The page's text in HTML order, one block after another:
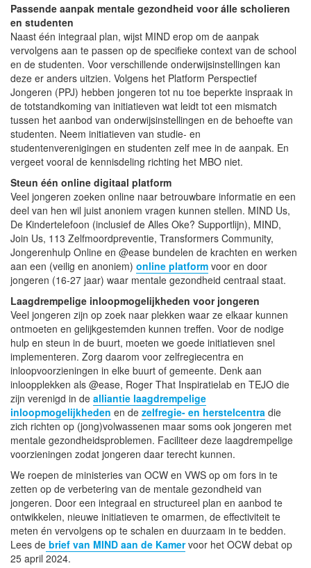
Passende aanpak mentale gezondheid voor álle scholieren
en studenten
Naast één integraal plan, wijst MIND erop om de aanpak
vervolgens aan te passen op de specifieke context van de school
en de studenten. Voor verschillende onderwijsinstellingen kan
deze er anders uitzien. Volgens het Platform Perspectief
Jongeren (PPJ) hebben jongeren tot nu toe beperkte inspraak in
de totstandkoming van initiatieven wat leidt tot een mismatch
tussen het aanbod van onderwijsinstellingen en de behoefte van
studenten. Neem initiatieven van studie- en
studentenverenigingen en studenten zelf mee in de aanpak. En
vergeet vooral de kennisdeling richting het MBO niet.
Steun één online digitaal platform
Veel jongeren zoeken online naar betrouwbare informatie en een
deel van hen wil juist anoniem vragen kunnen stellen. MIND Us,
De Kindertelefoon (inclusief de Alles Oke? Supportlijn), MIND,
Join Us, 113 Zelfmoordpreventie, Transformers Community,
Jongerenhulp Online en @ease bundelen de krachten en werken
aan een (veilig en anoniem) online platform voor en door
jongeren (16-27 jaar) waar mentale gezondheid centraal staat.
Laagdrempelige inloopmogelijkheden voor jongeren
Veel jongeren zijn op zoek naar plekken waar ze elkaar kunnen
ontmoeten en gelijkgestemden kunnen treffen. Voor de nodige
hulp en steun in de buurt, moeten we goede initiatieven snel
implementeren. Zorg daarom voor zelfregiecentra en
inloopvoorzieningen in elke buurt of gemeente. Denk aan
inloopplekken als @ease, Roger That Inspiratielab en TEJO die
zijn verenigd in de alliantie laagdrempelige
inloopmogelijkheden en de zelfregie- en herstelcentra die
zich richten op (jong)volwassenen maar soms ook jongeren met
mentale gezondheidsproblemen. Faciliteer deze laagdrempelige
voorzieningen zodat jongeren daar terecht kunnen.
We roepen de ministeries van OCW en VWS op om fors in te
zetten op de verbetering van de mentale gezondheid van
jongeren. Door een integraal en structureel plan en aanbod te
ontwikkelen, nieuwe initiatieven te omarmen, de effectiviteit te
meten én vervolgens op te schalen en duurzaam in te bedden.
Lees de brief van MIND aan de Kamervoor het OCW debat op
25 april 2024.